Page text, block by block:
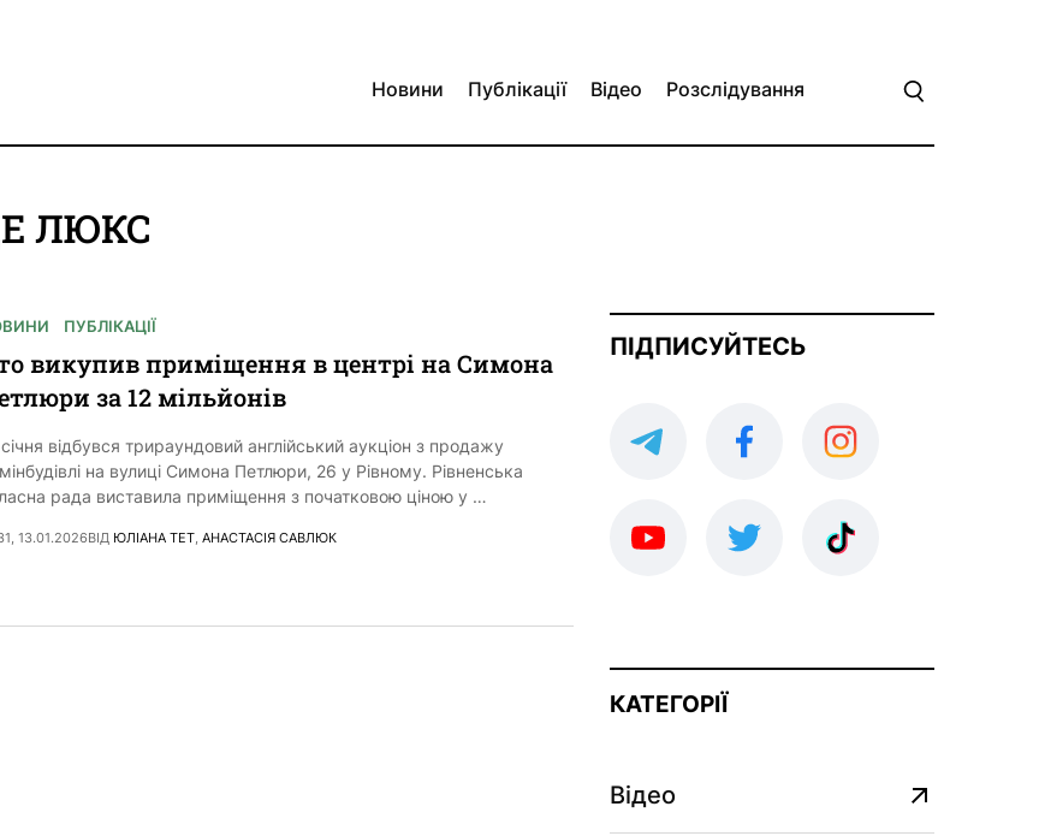
Новини Публікації Відео Розслідування
ЛЮКС
ПУБЛІКАЦІЇ
викупив приміщення в центрі на Симона
за 12 мільйонів
відбувся трираундовий англійський аукціон з продажу
на вулиці Симона Петлюри, 26 у Рівному. Рівненська
рада виставила приміщення з початковою ціною у …
13.01.2026ВІД ЮЛІАНА ТЕТ, АНАСТАСІЯ САВЛЮК
ПІДПИСУЙТЕСЬ
КАТЕГОРІЇ
Відео